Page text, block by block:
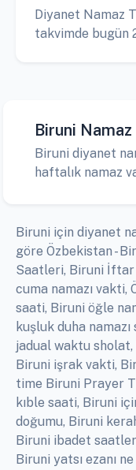
Diyanet Namaz
takvimde bugün
Biruni
Biruni diyanet
haftalık namaz
Biruni için diyanet
göre Özbekistan -
Saatleri, Biruni
cuma namazı vakti,
saati, Biruni öğle
kuşluk duha
jadual waktu
Biruni işrak vakti,
time Biruni Prayer
kıble saati, Biruni
doğumu, Biruni
Biruni ibadet
Biruni yatsı ezanı